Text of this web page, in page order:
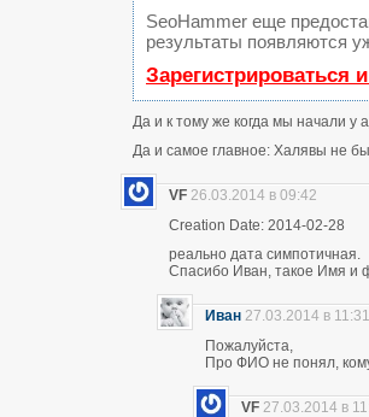
SeoHammer еще
результаты появляются
Зарегистрироваться
Да и к тому же когда мы начали у
Да и самое главное: Халявы не
VF 26.03.2014 в 09:42
Creation Date: 2014-02-28
реально дата симпотичная.
Спасибо Иван, такое Имя и
Иван 27.03.2014 в 11:31
Пожалуйста,
Про ФИО не понял,
VF 27.03.2014 в